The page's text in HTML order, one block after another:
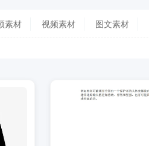
素材 视频素材 图文素材